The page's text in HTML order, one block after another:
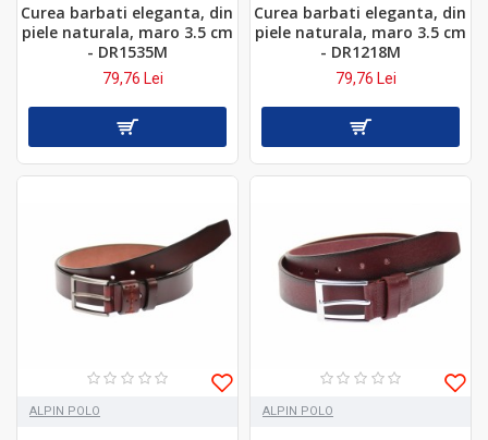
Curea barbati eleganta, din
piele naturala, maro 3.5 cm
- DR1535M
79,76 Lei
Curea barbati eleganta, din
piele naturala, maro 3.5 cm
- DR1218M
79,76 Lei
ALPIN POLO ALPIN POLO